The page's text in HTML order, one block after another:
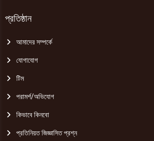
প্রতিষ্ঠান
আমাদের সম্পর্কে
যোগাযোগ
টিম
পরামর্শ/অভিযোগ
কিভাবে কিনবো
প্রতিনিয়ত জিজ্ঞাসিত প্রশ্ন